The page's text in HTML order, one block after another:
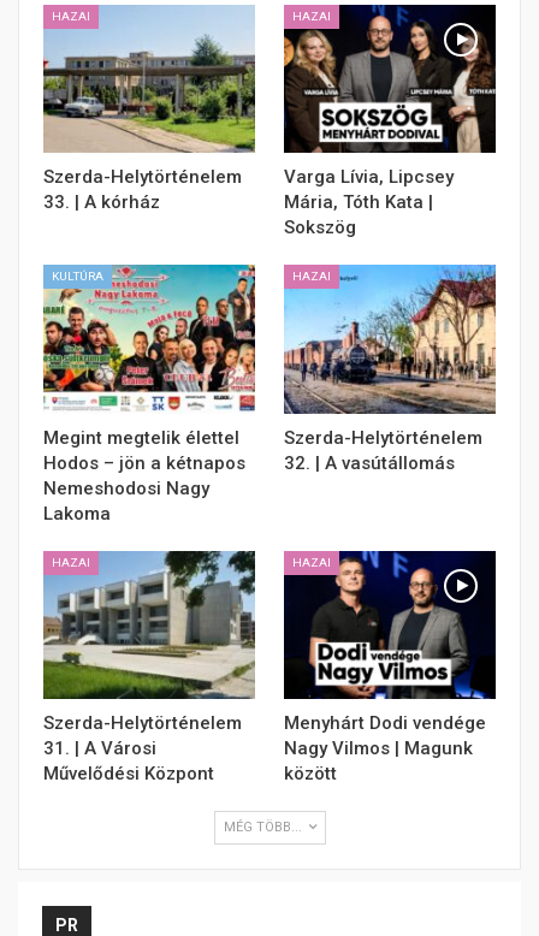
HAZAI
Szerda-Helytörténelem
33. | A kórház
HAZAI
Varga Lívia, Lipcsey
Mária, Tóth Kata |
Sokszög
KULTÚRA
Megint megtelik élettel
Hodos – jön a kétnapos
Nemeshodosi Nagy
Lakoma
HAZAI
Szerda-Helytörténelem
32. | A vasútállomás
HAZAI
Szerda-Helytörténelem
31. | A Városi
Művelődési Központ
HAZAI
Menyhárt Dodi vendége
Nagy Vilmos | Magunk
között
MÉG TÖBB...
PR